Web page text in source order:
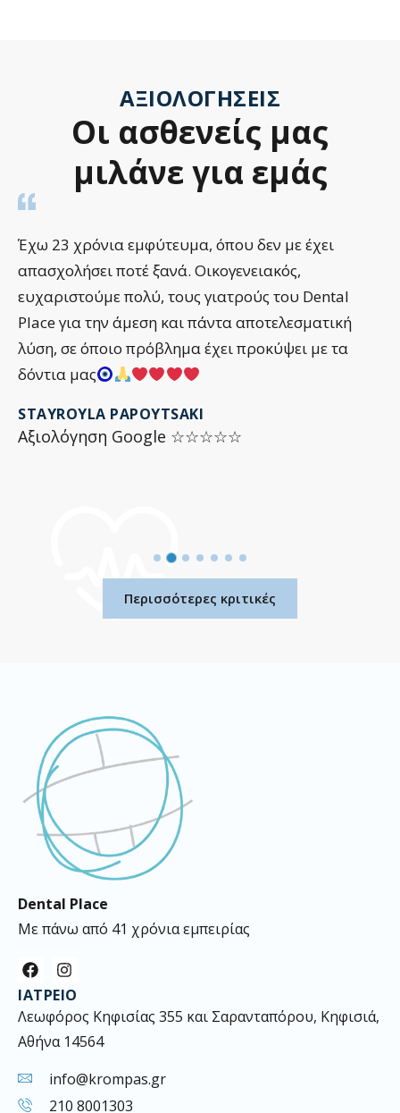
ΑΞΙΟΛΟΓΉΣΕΙΣ
Οι ασθενείς μας
μιλάνε για εμάς
Έχω 23 χρόνια εμφύτευμα, όπου δεν με έχει
απασχολήσει ποτέ ξανά. Οικογενειακός,
ευχαριστούμε πολύ, τους γιατρούς του Dental
Place για την άμεση και πάντα αποτελεσματική
λύση, σε όποιο πρόβλημα έχει προκύψει με τα
δόντια μας
STAYROYLA PAPOYTSAKI
Αξιολόγηση Google ☆☆☆☆☆
Περισσότερες κριτικές
Dental Place
Με πάνω από 41 χρόνια εμπειρίας
F
a
c
e
b
o
k
I
n
s
t
a
g
a
ΙΑΤΡΕΊΟ
Λεωφόρος Κηφισίας 355 και Σαρανταπόρου, Κηφισιά,
Αθήνα 14564
info@krompas.gr
210 8001303